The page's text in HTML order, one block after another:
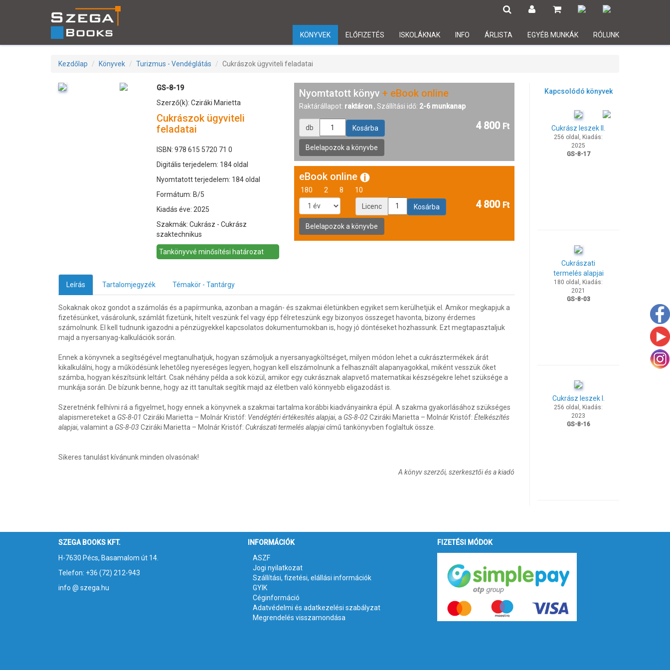
KÖNYVEK ELŐFIZETÉS ISKOLÁKNAK INFO ÁRLISTA EGYÉB MUNKÁK RÓLUNK
Kezdőlap Könyvek Turizmus - Vendéglátás Cukrászok ügyviteli feladatai
GS-8-19
Szerző(k): Cziráki Marietta
Cukrászok ügyviteli
feladatai
ISBN: 978 615 5720 71 0
Digitális terjedelem: 184 oldal
Nyomtatott terjedelem: 184 oldal
Formátum: B/5
Kiadás éve: 2025
Szakmák: Cukrász - Cukrász
szaktechnikus
Tankönyvvé minősítési határozat
Nyomtatott könyv + eBook online
Raktárállapot: raktáron, Szállítási idő: 2-6 munkanap
db 4 800 Ft
eBook online
180 2 8 10
Licenc 4 800 Ft
Leírás Tartalomjegyzék Témakör - Tantárgy
Sokaknak okoz gondot a számolás és a papírmunka, azonban a magán- és szakmai életünkben egyiket sem kerülhetjük el. Amikor megkapjuk a
fizetésünket, vásárolunk, számlát fizetünk, hitelt veszünk fel vagy épp félreteszünk egy bizonyos összeget havonta, bizony érdemes
számolnunk. El kell tudnunk igazodni a pénzügyekkel kapcsolatos dokumentumokban is, hogy jó döntéseket hozhassunk. Ezt megtapasztaljuk
majd a nyersanyag-kalkulációk során.
Ennek a könyvnek a segítségével megtanulhatjuk, hogyan számoljuk a nyersanyagköltséget, milyen módon lehet a cukrásztermékek árát
kikalkulálni, hogy a működésünk lehetőleg nyereséges legyen, hogyan kell elszámolnunk a felhasznált alapanyagokkal, miként vesszük őket
számba, hogyan készítsünk leltárt. Csak néhány példa a sok közül, amikor egy cukrásznak alapvető matematikai készségekre lehet szüksége a
munkája során. De bízunk benne, hogy az itt tanultak segítik majd az életben való könnyebb eligazodást is.
Szeretnénk felhívni rá a figyelmet, hogy ennek a könyvnek a szakmai tartalma korábbi kiadványainkra épül. A szakma gyakorlásához szükséges
alapismereteket a GS-8-01 Cziráki Marietta – Molnár Kristóf: Vendégtéri értékesítés alapjai, a GS-8-02Cziráki Marietta – Molnár Kristóf: Ételkészítés
alapjai, valamint a GS-8-03 Cziráki Marietta – Molnár Kristóf: Cukrászati termelés alapjaicímű tankönyvben foglaltuk össze.
Sikeres tanulást kívánunk minden olvasónak!
A könyv szerzői, szerkesztői és a kiadó
Kapcsolódó könyvek
Cukrász leszek II.
256 oldal, Kiadás:
2025
GS-8-17
Cukrászati
termelés alapjai
180 oldal, Kiadás:
2021
GS-8-03
Cukrász leszek I.
256 oldal, Kiadás:
2023
GS-8-16
SZEGA BOOKS KFT.
H-7630 Pécs, Basamalom út 14.
Telefon: +36 (72) 212-943
info @ szega.hu
INFORMÁCIÓK
ASZF
Jogi nyilatkozat
Szállítási, fizetési, elállási információk
GYIK
Céginformáció
Adatvédelmi és adatkezelési szabályzat
Megrendelés visszamondása
FIZETÉSI MÓDOK